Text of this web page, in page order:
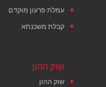
עמלת פרעון מוקדם
קבלת משכנתא
שוק ההון
שוק ההון